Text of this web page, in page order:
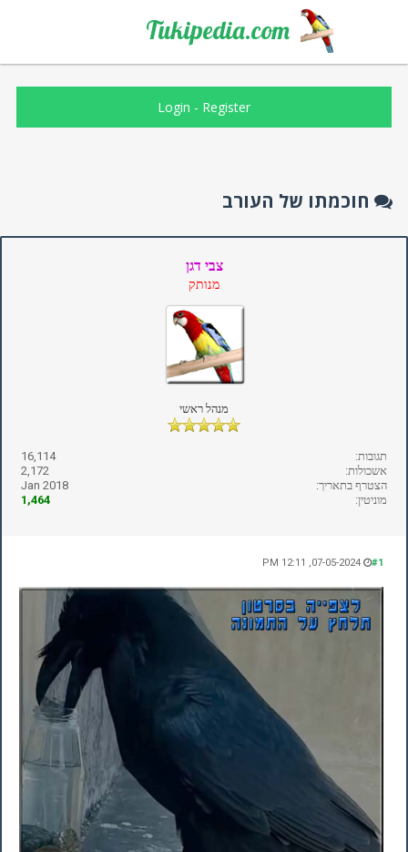
Tukipedia.com
Login - Register
חוכמתו של העורב
צבי דגן
מנותק
מנהל ראשי
תגובות:
16,114
אשכולות:
2,172
הצטרף בתאריך:
Jan 2018
מוניטין:
1,464
#1